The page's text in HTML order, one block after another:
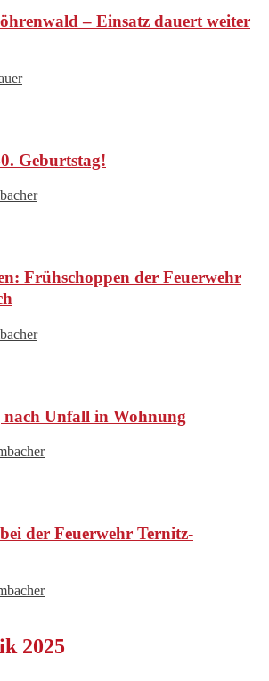
– Einsatz dauert weiter
Geburtstag!
Frühschoppen der Feuerwehr
Unfall in Wohnung
der Feuerwehr Ternitz-
2025